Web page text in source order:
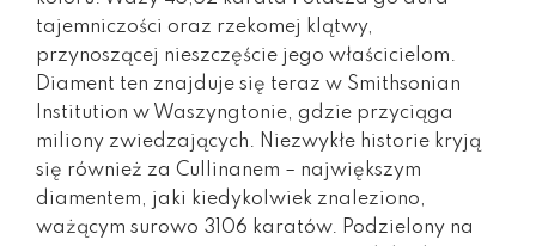
tajemniczości oraz rzekomej klątwy,
przynoszącej nieszczęście jego właścicielom.
Diament ten znajduje się teraz w Smithsonian
Institution w Waszyngtonie, gdzie przyciąga
miliony zwiedzających. Niezwykłe historie kryją
się również za Cullinanem – największym
diamentem, jaki kiedykolwiek znaleziono,
ważącym surowo 3106 karatów. Podzielony na